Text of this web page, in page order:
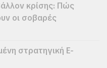
κρίσης: Πώς
οι σοβαρές
στρατηγική E-